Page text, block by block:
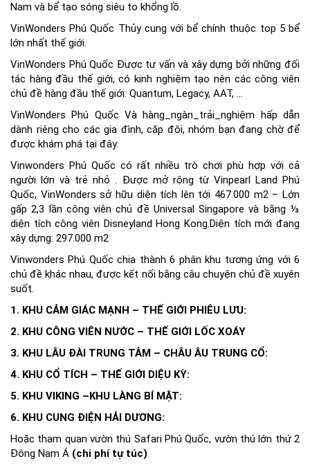
Nam và bể tạo sóng siêu to khổng lồ.
VinWonders Phú Quốc Thủy cung với bể chính thuộc top 5 bể
lớn nhất thế giới.
VinWonders Phú Quốc Được tư vấn và xây dựng bởi những đối
tác hàng đầu thế giới, có kinh nghiệm tạo nên các công viên
chủ đề hàng đầu thế giới: Quantum, Legacy, AAT, …
VinWonders Phú Quốc Và hàng_ngàn_trải_nghiệm hấp dẫn
dành riêng cho các gia đình, cặp đôi, nhóm bạn đang chờ để
được khám phá tại đây.
Vinwonders Phú Quốc có rất nhiều trò chơi phù hợp với cả
người lớn và trẻ nhỏ . Được mở rộng từ Vinpearl Land Phú
Quốc, VinWonders sở hữu diện tích lên tới 467.000 m2 – Lớn
gấp 2,3 lần công viên chủ đề Universal Singapore và bằng ⅓
diện tích công viên Disneyland Hong Kong.Diện tích mới đang
xây dựng: 297.000 m2
Vinwonders Phú Quốc chia thành 6 phân khu tương ứng với 6
chủ đề khác nhau, được kết nối bằng câu chuyện chủ đề xuyên
suốt.
1. KHU CẢM GIÁC MẠNH – THẾ GIỚI PHIÊU LƯU:
2. KHU CÔNG VIÊN NƯỚC – THẾ GIỚI LỐC XOÁY
3. KHU LÂU ĐÀI TRUNG TÂM – CHÂU ÂU TRUNG CỔ:
4. KHU CỔ TÍCH – THẾ GIỚI DIỆU KỲ:
5. KHU VIKING –KHU LÀNG BÍ MẬT:
6. KHU CUNG ĐIỆN HẢI DƯƠNG:
Hoặc tham quan vườn thú Safari Phú Quốc, vườn thú lớn thứ 2
Đông Nam Á (chi phí tự túc)